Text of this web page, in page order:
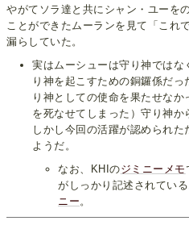
やがてソラ達と共にシャン・ユーを
ことができたムーランを見て「これ
漏らしていた。
実はムーシューは守り神では
り神を起こすための銅鑼係だ
り神としての使命を果たせな
を死なせてしまった）守り神か
しかし今回の活躍が認められ
ようだ。
なお、KHIのジミニーメモ
がしっかり記述されてい
ニー 。